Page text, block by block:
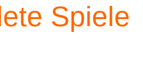
Spiele